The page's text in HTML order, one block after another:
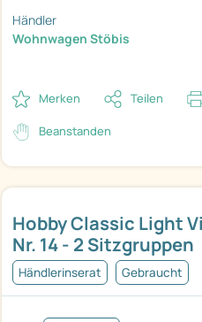
Hobby Classic Light
Nr. 14 - 2 Sitzgruppen
Händlerinserat Gebraucht
Händler
Wohnwagen Stöbis
Merken Teilen
Beanstanden